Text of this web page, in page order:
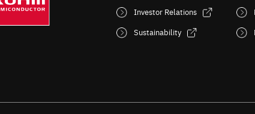
Investor Relations
Sustainability